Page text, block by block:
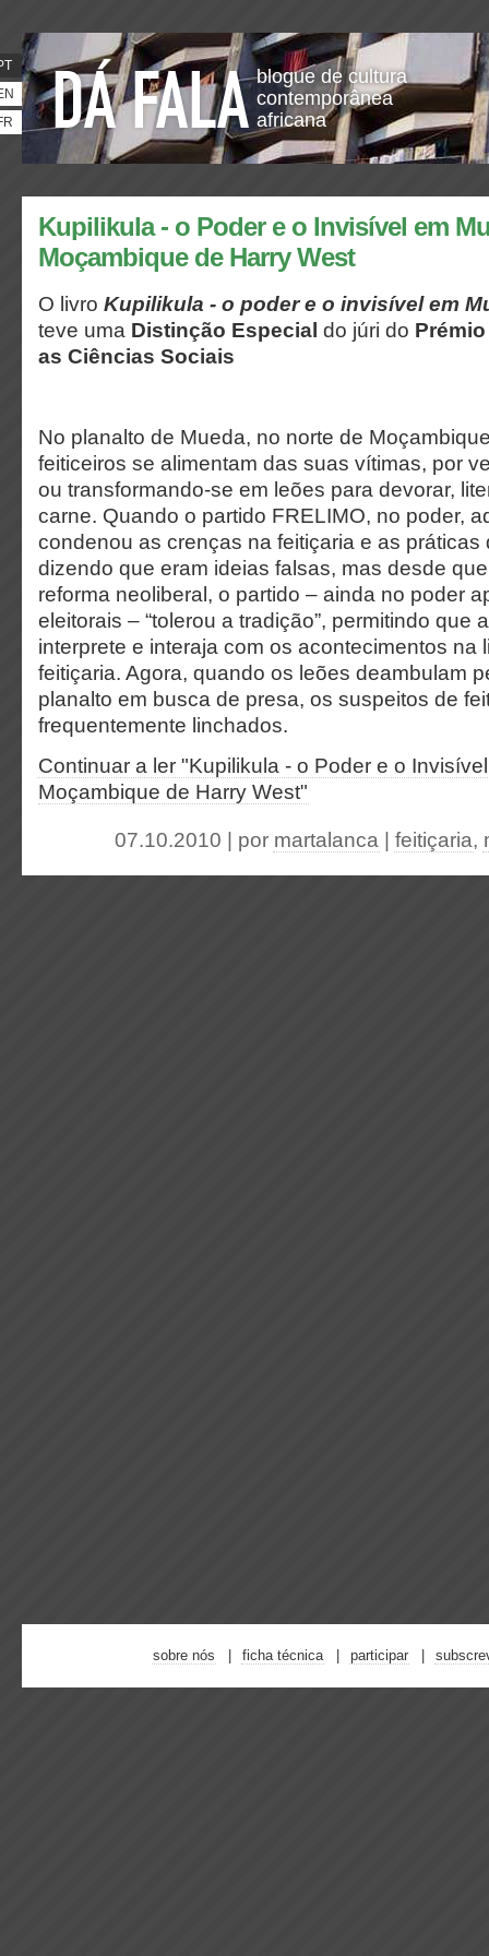
blogue de cultura
contemporânea
africana
Kupilikula - o Poder e o Invisível em
Moçambique de Harry West
O livro Kupilikula - o poder e o invisível em
teve uma Distinção Especial do júri do
as Ciências Sociais
No planalto de Mueda, no norte de
feiticeiros se alimentam das suas vítimas, por
ou transformando-se em leões para devorar,
carne. Quando o partido FRELIMO, no poder,
condenou as crenças na feitiçaria e as práticas
dizendo que eram ideias falsas, mas desde
reforma neoliberal, o partido – ainda no poder
eleitorais – “tolerou a tradição”, permitindo que
interprete e interaja com os acontecimentos na
feitiçaria. Agora, quando os leões deambulam
planalto em busca de presa, os suspeitos de
frequentemente linchados.
Continuar a ler "Kupilikula - o Poder e o
Moçambique de Harry West"
07.10.2010 | por martalanca feitiçaria,
sobre nós ficha técnica participar